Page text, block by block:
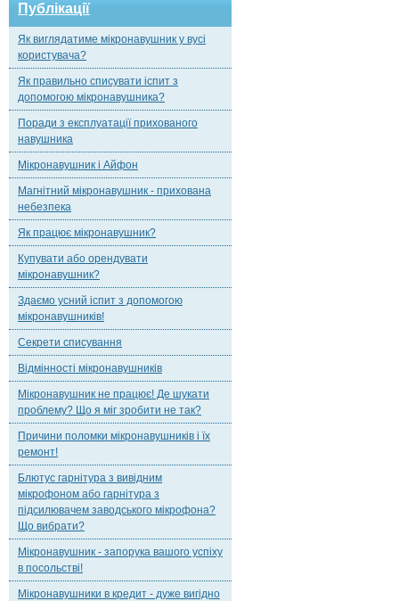
Публікації
Як виглядатиме мікронавушник у вусі
користувача?
Як правильно списувати іспит з
допомогою мікронавушника?
Поради з експлуатації прихованого
навушника
Мікронавушник і Айфон
Магнітний мікронавушник - прихована
небезпека
Як працює мікронавушник?
Купувати або орендувати
мікронавушник?
Здаємо усний іспит з допомогою
мікронавушників!
Секрети списування
Відмінності мікронавушників
Мікронавушник не працює! Де шукати
проблему? Що я міг зробити не так?
Причини поломки мікронавушників і їх
ремонт!
Блютус гарнітура з вивідним
мікрофоном або гарнітура з
підсилювачем заводського мікрофона?
Що вибрати?
Мікронавушник - запорука вашого успіху
в посольстві!
Мікронавушники в кредит - дуже вигідно